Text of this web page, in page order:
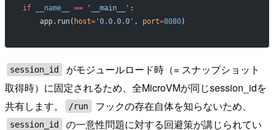
if __name__ == '__main__' :
    app.run(
host='0.0.0.0' , port=8080)
session_id
がモジュールロード時（= スナップショット
取得時）に固定されるため、全MicroVMが同じsession_idを
共有します。
/run フックの存在自体を知らないため、
session_id の一意性問題に対する回避策が講じられてい